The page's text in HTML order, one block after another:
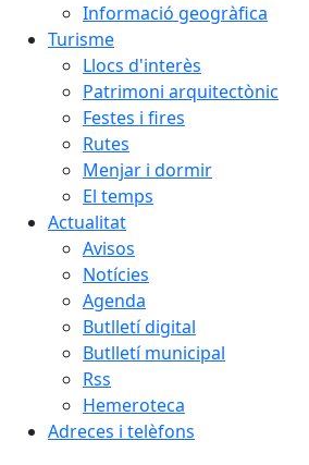
Informació geogràfica
Turisme
Llocs d'interès
Patrimoni arquitectònic
Festes i fires
Rutes
Menjar i dormir
El temps
Actualitat
Avisos
Notícies
Agenda
Butlletí digital
Butlletí municipal
Rss
Hemeroteca
Adreces i telèfons